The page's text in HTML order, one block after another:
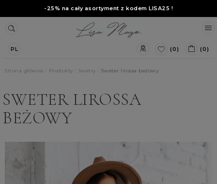
-25% na cały asortyment z kodem LISA25 !
PL (0) (0)
Strona główna Produkty Swetry Sweter lirossa beżowy
SWETER LIROSSA
BEŻOWY